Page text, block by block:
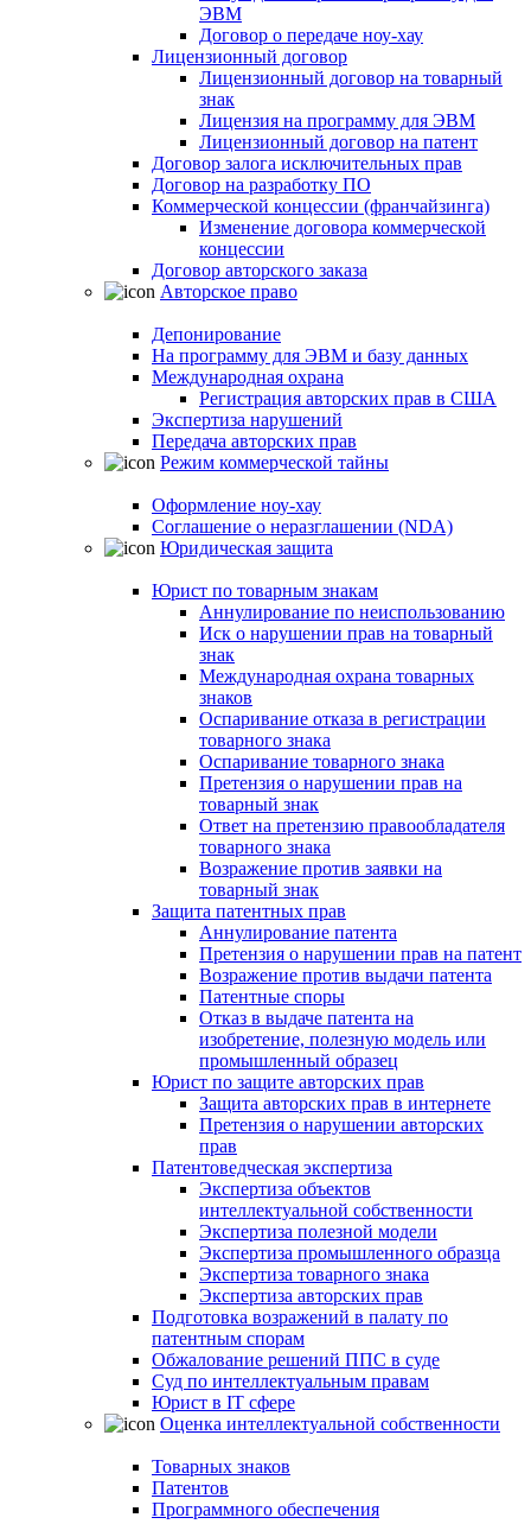
ЭВМ
Договор о передаче ноу-хау
Лицензионный договор
Лицензионный договор на товарный
знак
Лицензия на программу для ЭВМ
Лицензионный договор на патент
Договор залога исключительных прав
Договор на разработку ПО
Коммерческой концессии (франчайзинга)
Изменение договора коммерческой
концессии
Договор авторского заказа
Авторское право
Депонирование
На программу для ЭВМ и базу данных
Международная охрана
Регистрация авторских прав в США
Экспертиза нарушений
Передача авторских прав
Режим коммерческой тайны
Оформление ноу-хау
Соглашение о неразглашении (NDA)
Юридическая защита
Юрист по товарным знакам
Аннулирование по неиспользованию
Иск о нарушении прав на товарный
знак
Международная охрана товарных
знаков
Оспаривание отказа в регистрации
товарного знака
Оспаривание товарного знака
Претензия о нарушении прав на
товарный знак
Ответ на претензию правообладателя
товарного знака
Возражение против заявки на
товарный знак
Защита патентных прав
Аннулирование патента
Претензия о нарушении прав на патент
Возражение против выдачи патента
Патентные споры
Отказ в выдаче патента на
изобретение, полезную модель или
промышленный образец
Юрист по защите авторских прав
Защита авторских прав в интернете
Претензия о нарушении авторских
прав
Патентоведческая экспертиза
Экспертиза объектов
интеллектуальной собственности
Экспертиза полезной модели
Экспертиза промышленного образца
Экспертиза товарного знака
Экспертиза авторских прав
Подготовка возражений в палату по
патентным спорам
Обжалование решений ППС в суде
Суд по интеллектуальным правам
Юрист в IT сфере
Оценка интеллектуальной собственности
Товарных знаков
Патентов
Программного обеспечения